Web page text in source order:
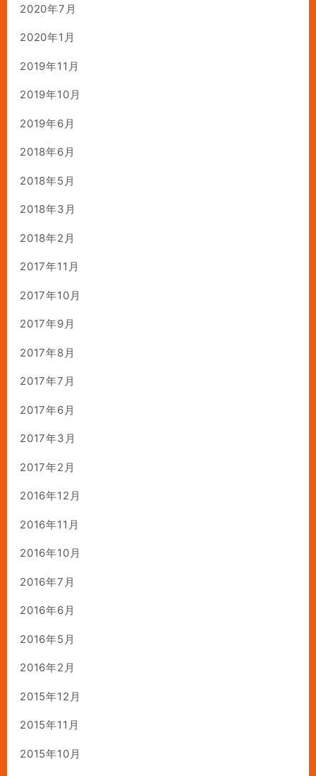
2020年7月
2020年1月
2019年11月
2019年10月
2019年6月
2018年6月
2018年5月
2018年3月
2018年2月
2017年11月
2017年10月
2017年9月
2017年8月
2017年7月
2017年6月
2017年3月
2017年2月
2016年12月
2016年11月
2016年10月
2016年7月
2016年6月
2016年5月
2016年2月
2015年12月
2015年11月
2015年10月